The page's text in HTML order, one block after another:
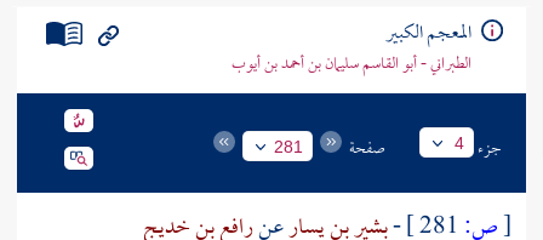
المعجم الكبير
الطبراني - أبو القاسم سليمان بن أحمد بن أيوب
جزء 4 صفحة 281
[ص: -بشير بن يسارعنرافع بن خديج